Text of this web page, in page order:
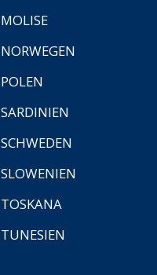
MOLISE
NORWEGEN
POLEN
SARDINIEN
SCHWEDEN
SLOWENIEN
TOSKANA
TUNESIEN